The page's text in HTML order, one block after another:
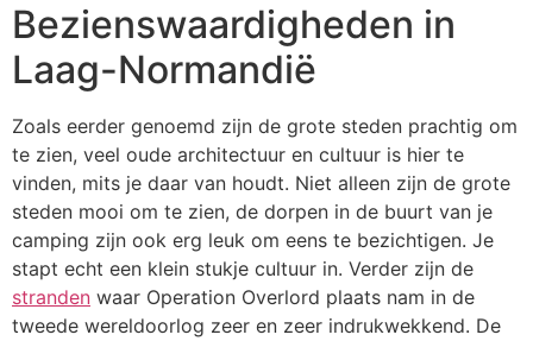
Bezienswaardigheden in
Laag-Normandië
Zoals eerder genoemd zijn de grote steden prachtig om
te zien, veel oude architectuur en cultuur is hier te
vinden, mits je daar van houdt. Niet alleen zijn de grote
steden mooi om te zien, de dorpen in de buurt van je
camping zijn ook erg leuk om eens te bezichtigen. Je
stapt echt een klein stukje cultuur in. Verder zijn de
stranden waar Operation Overlord plaats nam in de
tweede wereldoorlog zeer en zeer indrukwekkend. De